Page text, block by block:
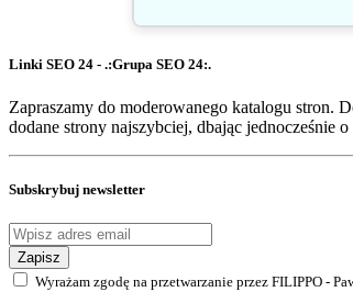
Linki SEO 24 - .:Grupa SEO 24:.
Zapraszamy do moderowanego katalogu stron.
dodane strony najszybciej, dbając jednocześnie
Subskrybuj newsletter
Zapisz
Wyrażam zgodę na przetwarzanie przez FILIPPO -